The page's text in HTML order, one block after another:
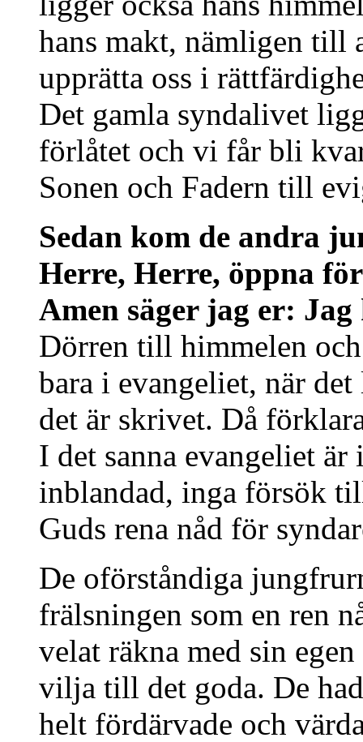
hans makt, nämligen till
upprätta oss i
Det gamla syndalivet
förlåtet och vi får bli
Sonen och Fadern till
Sedan kom de andra
Herre, Herre, öppna
Amen säger jag er:
Dörren till himmelen och
bara i evangeliet, när
det är skrivet. Då
I det sanna evangeliet
inblandad, inga försök
Guds rena nåd för
De oförståndiga
frälsningen som en ren
velat räkna med sin
vilja till det goda. De
helt fördärvade och